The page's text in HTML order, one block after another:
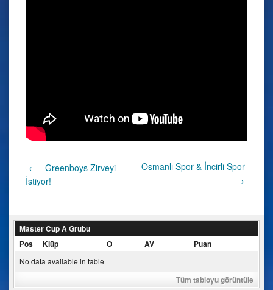
Post
←
Greenboys Zirveyi
İstiyor!
Osmanlı Spor & İncirli Spor
→
Master Cup A Grubu
Pos
Klüp O AV Puan
No data available in table
Tüm tabloyu görüntüle